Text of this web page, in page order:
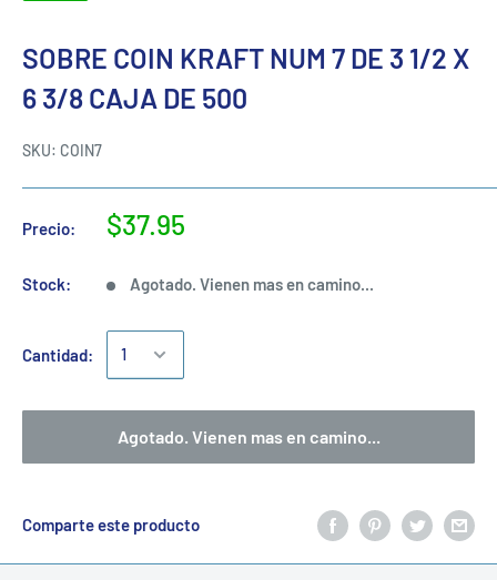
SOBRE COIN KRAFT NUM 7 DE 3 1/2 X
6 3/8 CAJA DE 500
SKU: COIN7
Precio: $37.95
Stock: Agotado. Vienen mas en camino...
Cantidad:
Agotado. Vienen mas en camino...
Comparte este producto